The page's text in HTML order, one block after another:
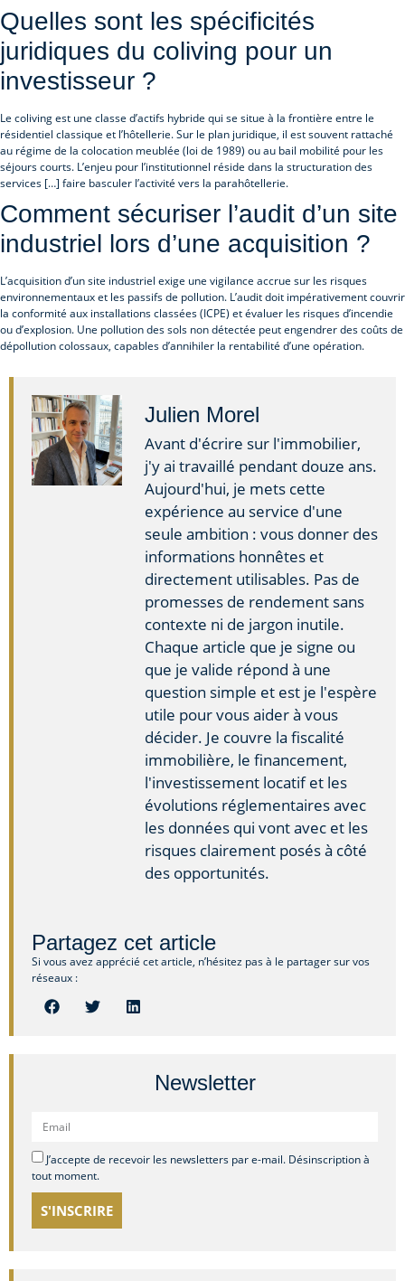
Quelles sont les spécificités
juridiques du coliving pour un
investisseur ?
Le coliving est une classe d’actifs hybride qui se situe à la frontière entre le
résidentiel classique et l’hôtellerie. Sur le plan juridique, il est souvent rattaché
au régime de la colocation meublée (loi de 1989) ou au bail mobilité pour les
séjours courts. L’enjeu pour l’institutionnel réside dans la structuration des
services […] faire basculer l’activité vers la parahôtellerie.
Comment sécuriser l’audit d’un site
industriel lors d’une acquisition ?
L’acquisition d’un site industriel exige une vigilance accrue sur les risques
environnementaux et les passifs de pollution. L’audit doit impérativement couvrir
la conformité aux installations classées (ICPE) et évaluer les risques d’incendie
ou d’explosion. Une pollution des sols non détectée peut engendrer des coûts de
dépollution colossaux, capables d’annihiler la rentabilité d’une opération.
Julien Morel
Avant d'écrire sur l'immobilier,
j'y ai travaillé pendant douze ans.
Aujourd'hui, je mets cette
expérience au service d'une
seule ambition : vous donner des
informations honnêtes et
directement utilisables. Pas de
promesses de rendement sans
contexte ni de jargon inutile.
Chaque article que je signe ou
que je valide répond à une
question simple et est je l'espère
utile pour vous aider à vous
décider. Je couvre la fiscalité
immobilière, le financement,
l'investissement locatif et les
évolutions réglementaires avec
les données qui vont avec et les
risques clairement posés à côté
des opportunités.
Partagez cet article
Si vous avez apprécié cet article, n’hésitez pas à le partager sur vos
réseaux :
Newsletter
J’accepte de recevoir les newsletters par e-mail. Désinscription à
tout moment.
S'INSCRIRE